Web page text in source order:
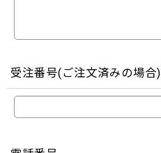
受注番号(ご注文済みの場合)